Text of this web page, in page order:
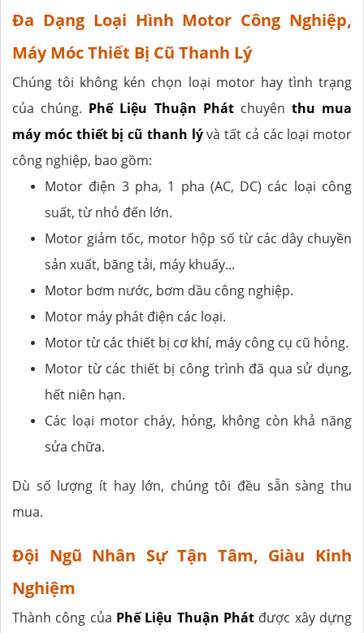
Đa Dạng Loại Hình Motor Công Nghiệp,
Máy Móc Thiết Bị Cũ Thanh Lý
Chúng tôi không kén chọn loại motor hay tình trạng
của chúng. Phế Liệu Thuận Phátchuyên thu mua
máy móc thiết bị cũ thanh lývà tất cả các loại motor
công nghiệp, bao gồm:
Motor điện 3 pha, 1 pha (AC, DC) các loại công
suất, từ nhỏ đến lớn.
Motor giảm tốc, motor hộp số từ các dây chuyền
sản xuất, băng tải, máy khuấy...
Motor bơm nước, bơm dầu công nghiệp.
Motor máy phát điện các loại.
Motor từ các thiết bị cơ khí, máy công cụ cũ hỏng.
Motor từ các thiết bị công trình đã qua sử dụng,
hết niên hạn.
Các loại motor cháy, hỏng, không còn khả năng
sửa chữa.
Dù số lượng ít hay lớn, chúng tôi đều sẵn sàng thu
mua.
Đội Ngũ Nhân Sự Tận Tâm, Giàu Kinh
Nghiệm
Thành công của Phế Liệu Thuận Phát được xây dựng